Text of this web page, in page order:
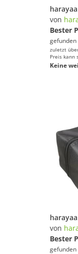
von
Bester
gefunden
zuletzt
Preis kann
Keine
von
Bester
gefunden